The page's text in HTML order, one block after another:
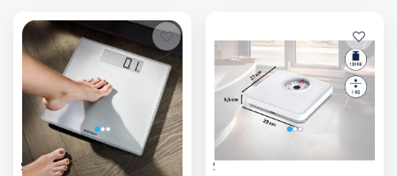
Soehnle Style Sense
Soehnle Tempo White